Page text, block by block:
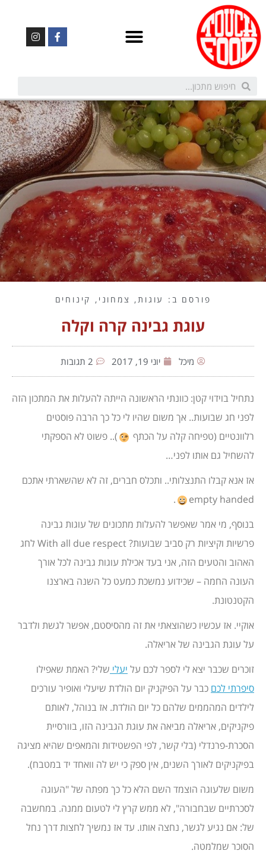
פורסם ב: עוגות, צמחוני , קינוחים
עוגת גבינה קרה וקלה
מיכל יוני 19, 2017 2 תגובות
נתחיל בוידוי קטן: כוונתי הראשונה הייתה להעלות את המתכון הזה
לפני חג שבועות.. אך משום שהיו לי כל כך הרבה פוסטים
רלוונטיים (טפיחה קלה על הכתף
).. פשוט לא הספקתי
להשחיל גם אותו לפני…
אז אנא קבלו התנצלותי.. ותכלס חברים, זה לא שהשארתי אתכם
empty handed
.
בנוסף, מי אמר שאפשר להעלות מתכונים של עוגות גבינה
פרשיות וקיציות רק סביב שבועות? With all due respect לחג
האהוב והטעים הזה, אני בעד אכילת עוגות גבינה לכל אורך
העונה החמה – שכידוע נמשכת כמעט כל השנה בארצנו
הקטנטונת.
אוקיי. אז עכשיו כשהוצאתי את זה מהסיסטם, אפשר לגשת ולדבר
על עוגת הגבינה של אריאלה.
זוכרים שכבר יצא לי לספר לכם על יעלי שלי? האמת שאפילו
סיפרתי לכם כבר על הפיקניק יום הולדת שיעלי ואופיר עורכים
לילדים המהממים שלהם כל יום הולדת. אז בנוהל, לאותם
פיקניקים, אריאלה מביאה את עוגת הגבינה הזו, בוורסיית
הסכרת-פרנדלי (בלי קשר, לפי הפשטידות והמאפים שהיא מציגה
בפיקניקים לאורך השנים, אין ספק כי יש לה וואחד יד במטבח).
משום שלעוגה הוצמד השם הלא כל כך מפתה של "העוגה
לסכרתיים שבחבורה", לא ממש קרץ לי לטעום ממנה. במחשבה
של: אם נגיע לגשר, נחצה אותו. עד אז נמשיך לחצות דרך נחל
הסוכר שמלמטה.